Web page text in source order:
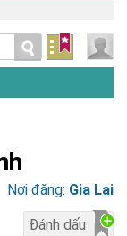
Nơi đăng: Gia Lai